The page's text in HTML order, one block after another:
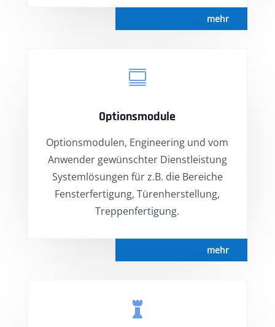
mehr

Optionsmodule
Optionsmodulen, Engineering und vom
Anwender gewünschter Dienstleistung
Systemlösungen für z.B. die Bereiche
Fensterfertigung, Türenherstellung,
Treppenfertigung.
mehr
